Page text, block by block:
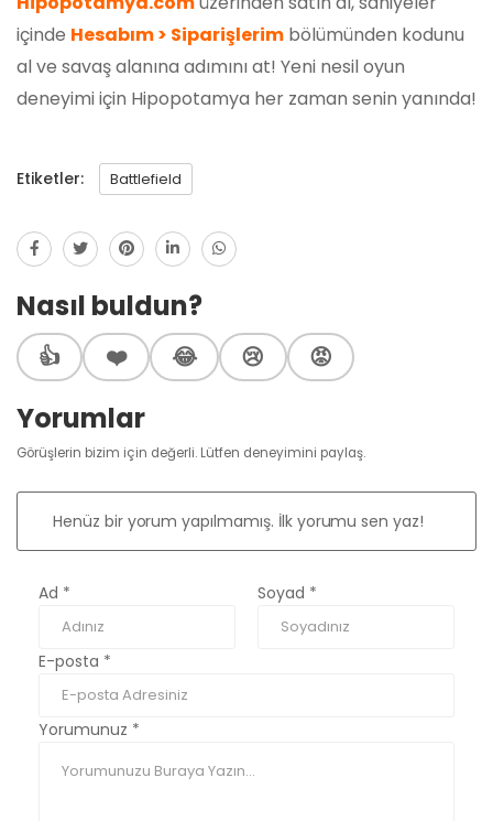
içinde Hesabım > Siparişlerim bölümünden kodunu
al ve savaş alanına adımını at! Yeni nesil oyun
deneyimi için Hipopotamya her zaman senin yanında!
Etiketler: Battlefield
Nasıl buldun?
👍 ❤️ 😂 😢 😡
Yorumlar
Görüşlerin bizim için değerli. Lütfen deneyimini paylaş.
Henüz bir yorum yapılmamış. İlk yorumu sen yaz!
Ad * Soyad *
E-posta *
Yorumunuz *